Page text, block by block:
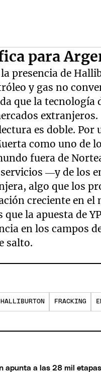
para
presencia de
y gas no
que la
extranjeros.
es doble. Por
como uno de
fuera de
—y de los
algo que los
creciente en el
que la apuesta de
en los campos
salto.
HALLIBURTON FRACKING
apunta a las 28 mil